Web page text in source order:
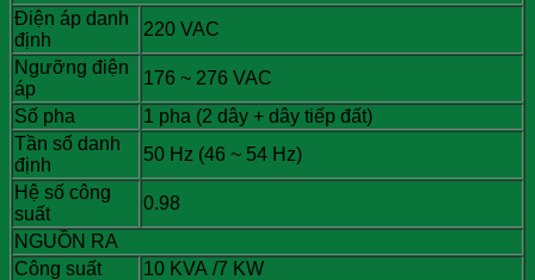
Điện áp danh
định
220 VAC
Ngưỡng điện
áp
176 ~ 276 VAC
Số pha
1 pha (2 dây + dây tiếp đất)
Tần số danh
định
50 Hz (46 ~ 54 Hz)
Hệ số công
suất
0.98
NGUỒN RA
Công suất
10 KVA /7 KW